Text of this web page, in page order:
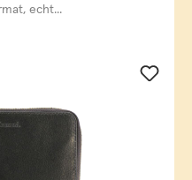
echt...